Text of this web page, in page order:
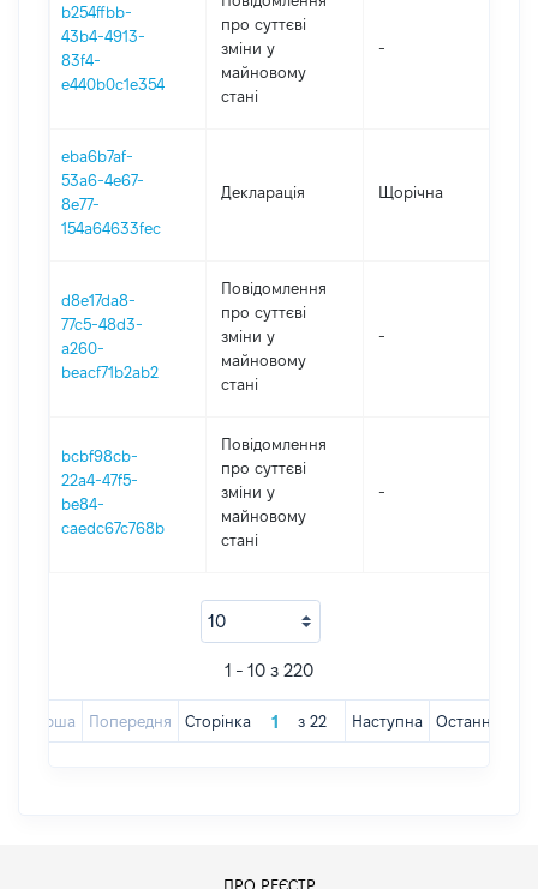
b254ffbb-
43b4-4913-
83f4-
e440b0c1e354
про суттєві
зміни y
майновому
стані
-
eba6b7af-
53a6-4e67-
8e77-
154a64633fec
Декларація Щорічна
d8e17da8-
77c5-48d3-
a260-
beacf71b2ab2
Повідомлення
про суттєві
зміни y
майновому
стані
-
bcbf98cb-
22a4-47f5-
be84-
caedc67c768b
Повідомлення
про суттєві
зміни y
майновому
стані
-
1 - 10 з 220
Перша Попередня Сторінка з 22 Наступна Остання
ПРО РЕЄСТР